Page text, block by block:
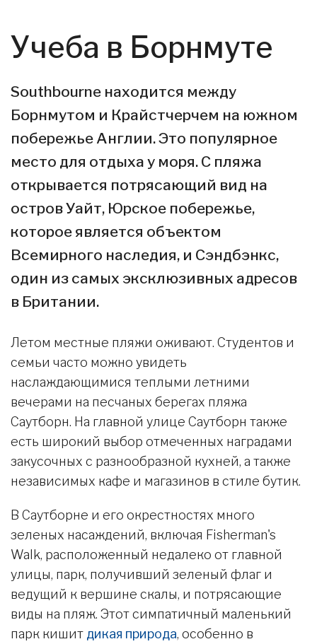
Учеба в Борнмуте
Southbourne находится между
Борнмутом и Крайстчерчем на южном
побережье Англии. Это популярное
место для отдыха у моря. С пляжа
открывается потрясающий вид на
остров Уайт, Юрское побережье,
которое является объектом
Всемирного наследия, и Сэндбэнкс,
один из самых эксклюзивных адресов
в Британии.
Летом местные пляжи оживают. Студентов и
семьи часто можно увидеть
наслаждающимися теплыми летними
вечерами на песчаных берегах пляжа
Саутборн. На главной улице Саутборн также
есть широкий выбор отмеченных наградами
закусочных с разнообразной кухней, а также
независимых кафе и магазинов в стиле бутик.
В Саутборне и его окрестностях много
зеленых насаждений, включая Fisherman's
Walk, расположенный недалеко от главной
улицы, парк, получивший зеленый флаг и
ведущий к вершине скалы, и потрясающие
виды на пляж. Этот симпатичный маленький
парк кишит дикая природа, особенно в